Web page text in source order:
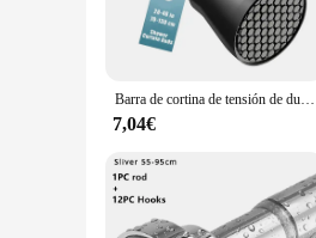
Barra de cortina de tensión de ducha, resorte de presión ajustable, expandible, sin perforación, color blanco y negro, 33 a 59 pulgadas
7,04€